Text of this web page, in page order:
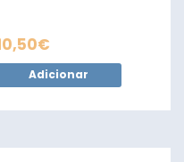
€
Adicionar